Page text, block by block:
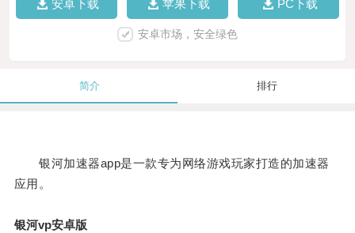
安卓下载 苹果下载 PC下载
安卓市场，安全绿色
简介 排行
银河加速器app是一款专为网络游戏玩家打造的加速器
应用。
银河vp安卓版